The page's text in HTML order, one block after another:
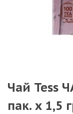
Чай Tess
пак. х 1,5